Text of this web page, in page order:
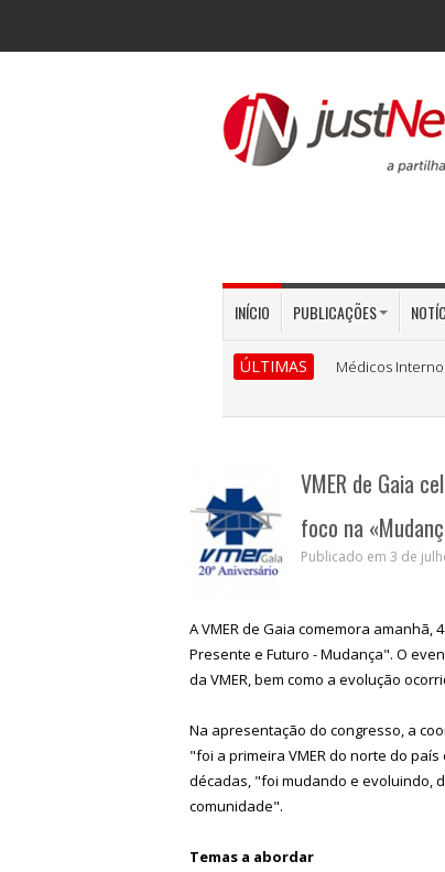
INÍCIO PUBLICAÇÕES
ÚLTIMAS Médicos
VMER de Gaia
foco na
Publicado em 3 de
A VMER de Gaia comemora amanhã,
Presente e Futuro - Mudança". O
da VMER, bem como a evolução
Na apresentação do congresso, a
"foi a primeira VMER do norte do
décadas, "foi mudando e evoluindo,
comunidade".
Temas a abordar